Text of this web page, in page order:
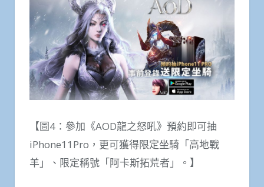
【圖4：參加《AOD龍之怒吼》預約即可抽
iPhone11Pro，更可獲得限定坐騎「高地戰
羊」、限定稱號「阿卡斯拓荒者」。】